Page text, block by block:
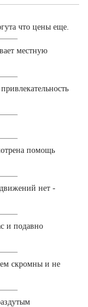
что цены еще.
местную
помощь
нет -
и подавно
скромны и не